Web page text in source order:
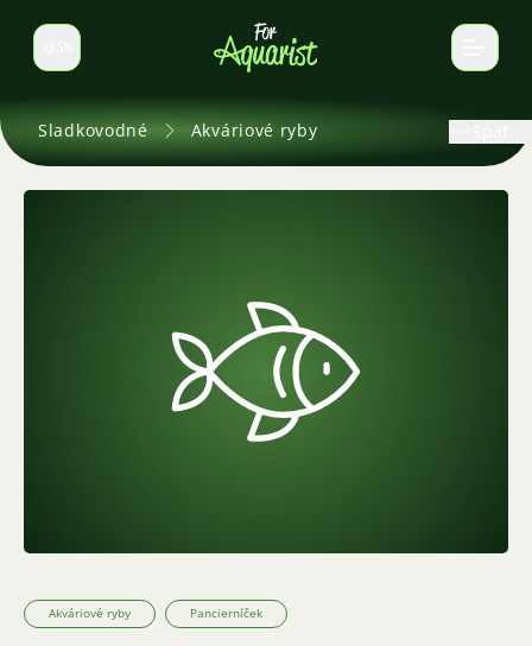
Prepnúť jazyk
Sladkovodné Akváriové ryby
Akváriové ryby Pancierníček